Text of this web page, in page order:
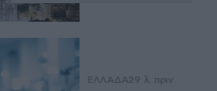
ΕΛΛΑΔΑ29 λ. πριν